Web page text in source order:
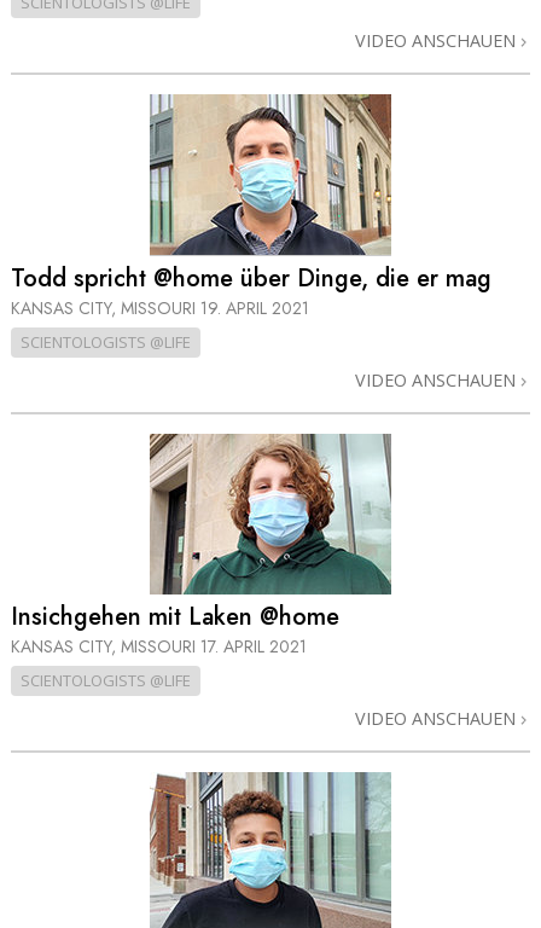
VIDEO ANSCHAUEN
Todd spricht @home über Dinge, die er mag
KANSAS CITY, MISSOURI 19. APRIL 2021
SCIENTOLOGISTS @LIFE
VIDEO ANSCHAUEN
Insichgehen mit Laken @home
KANSAS CITY, MISSOURI 17. APRIL 2021
SCIENTOLOGISTS @LIFE
VIDEO ANSCHAUEN